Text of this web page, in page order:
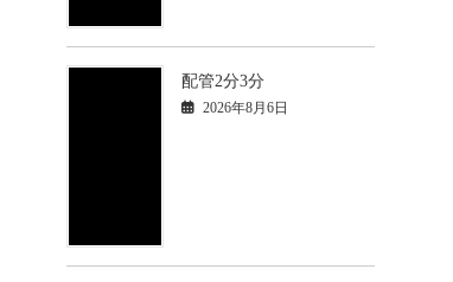
配管2分3分
2026年8月6日